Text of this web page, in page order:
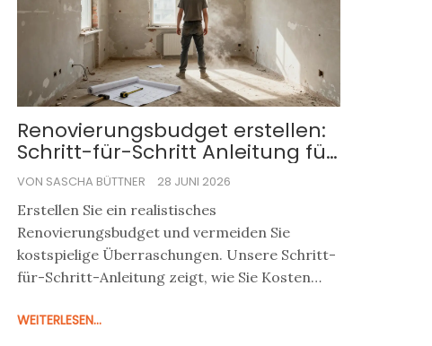
Renovierungsbudget erstellen:
Schritt-für-Schritt Anleitung für
Hausbesitzer
VON SASCHA BÜTTNER 28 JUNI 2026
Erstellen Sie ein realistisches
Renovierungsbudget und vermeiden Sie
kostspielige Überraschungen. Unsere Schritt-
für-Schritt-Anleitung zeigt, wie Sie Kosten
Förderungen nutzen.
WEITERLESEN...